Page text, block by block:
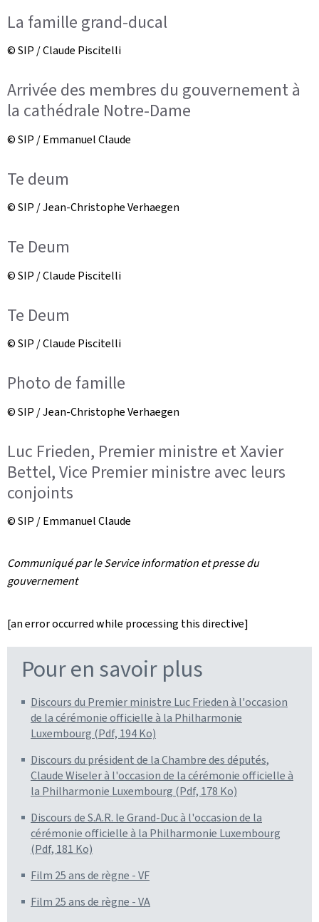
La famille grand-ducal
© SIP / Claude Piscitelli
Arrivée des membres du gouvernement à
la cathédrale Notre-Dame
© SIP / Emmanuel Claude
Te deum
© SIP / Jean-Christophe Verhaegen
Te Deum
© SIP / Claude Piscitelli
Te Deum
© SIP / Claude Piscitelli
Photo de famille
© SIP / Jean-Christophe Verhaegen
Luc Frieden, Premier ministre et Xavier
Bettel, Vice Premier ministre avec leurs
conjoints
© SIP / Emmanuel Claude
Communiqué par le Service information et presse du
gouvernement
[an error occurred while processing this directive]
Pour en savoir plus
Discours du Premier ministre Luc Frieden à l'occasion
de la cérémonie officielle à la Philharmonie
Luxembourg (Pdf, 194 Ko)
Discours du président de la Chambre des députés,
Claude Wiseler à l'occasion de la cérémonie officielle à
la Philharmonie Luxembourg (Pdf, 178 Ko)
Discours de S.A.R. le Grand-Duc à l'occasion de la
cérémonie officielle à la Philharmonie Luxembourg
(Pdf, 181 Ko)
Film 25 ans de règne - VF
Film 25 ans de règne - VA